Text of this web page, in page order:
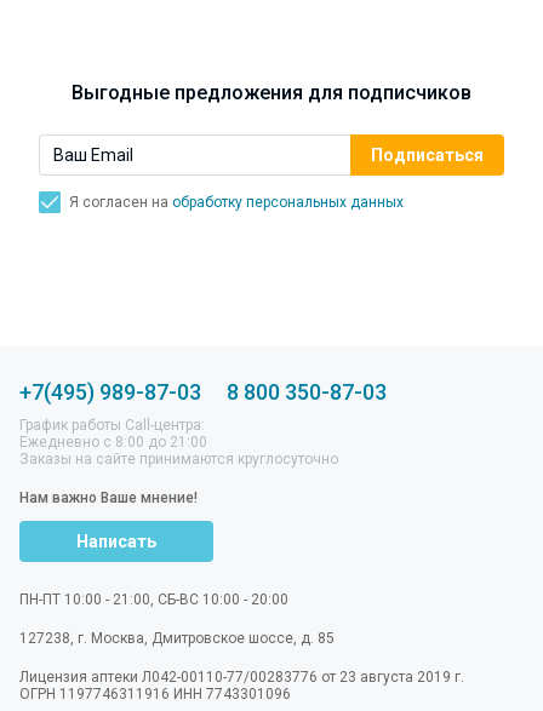
Выгодные предложения для подписчиков
Я согласен на обработку персональных данных
+7(495) 989-87-03 8 800 350-87-03
График работы Call-центра:
Ежедневно с 8:00 до 21:00
Заказы на сайте принимаются круглосуточно
Нам важно Ваше мнение!
Написать
ПН-ПТ 10:00 - 21:00, СБ-ВС 10:00 - 20:00
127238 г. Москва Дмитровское шоссе, д. 85
Лицензия аптеки Л042-00110-77/00283776 от 23 августа 2019 г.
ОГРН 1197746311916 ИНН 7743301096